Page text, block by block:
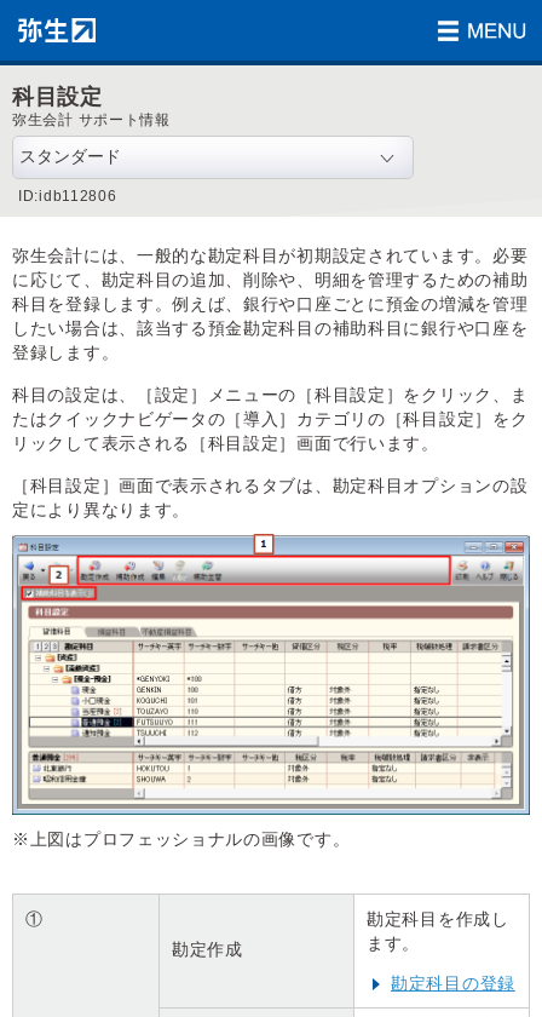
科目設定
弥生会計 サポート情報
ID:idb112806
弥生会計には、一般的な勘定科目が初期設定されています。必要
に応じて、勘定科目の追加、削除や、明細を管理するための補助
科目を登録します。例えば、銀行や口座ごとに預金の増減を管理
したい場合は、該当する預金勘定科目の補助科目に銀行や口座を
登録します。
科目の設定は、［設定］メニューの［科目設定］をクリック、ま
たはクイックナビゲータの［導入］カテゴリの［科目設定］をク
リックして表示される［科目設定］画面で行います。
［科目設定］画面で表示されるタブは、勘定科目オプションの設
定により異なります。
※上図はプロフェッショナルの画像です。
①
勘定作成
勘定科目を作成し
ます。
勘定科目の登録